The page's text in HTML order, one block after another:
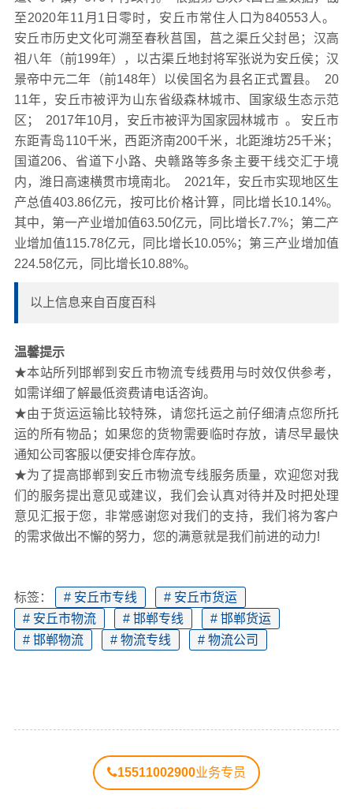
至2020年11月1日零时，安丘市常住人口为840553人。
安丘市历史文化可溯至春秋莒国，莒之渠丘父封邑；汉高
祖八年（前199年），以古渠丘地封将军张说为安丘侯；汉
景帝中元二年（前148年）以侯国名为县名正式置县。 20
11年，安丘市被评为山东省级森林城市、国家级生态示范
区； 2017年10月，安丘市被评为国家园林城市 。 安丘市
东距青岛110千米，西距济南200千米，北距潍坊25千米；
国道206、省道下小路、央赣路等多条主要干线交汇于境
内，潍日高速横贯市境南北。 2021年，安丘市实现地区生
产总值403.86亿元，按可比价格计算，同比增长10.14%。
其中，第一产业增加值63.50亿元，同比增长7.7%；第二产
业增加值115.78亿元，同比增长10.05%；第三产业增加值
224.58亿元，同比增长10.88%。
以上信息来自百度百科
温馨提示
★本站所列邯郸到安丘市物流专线费用与时效仅供参考，
如需详细了解最低资费请电话咨询。
★由于货运运输比较特殊，请您托运之前仔细清点您所托
运的所有物品；如果您的货物需要临时存放，请尽早最快
通知公司客服以便安排仓库存放。
★为了提高邯郸到安丘市物流专线服务质量，欢迎您对我
们的服务提出意见或建议，我们会认真对待并及时把处理
意见汇报于您，非常感谢您对我们的支持，我们将为客户
的需求做出不懈的努力，您的满意就是我们前进的动力!
标签： # 安丘市专线
# 安丘市货运
# 安丘市物流
# 邯郸专线
# 邯郸货运
# 邯郸物流
# 物流专线 # 物流公司
15511002900业务专员